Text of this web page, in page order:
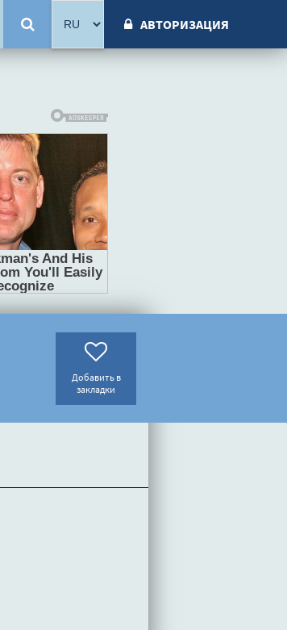
АВТОРИЗАЦИЯ
Добавить в
закладки